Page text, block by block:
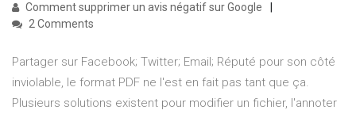
Comment supprimer un avis négatif sur Google
2 Comments
Partager sur Facebook; Twitter; Email; Réputé pour son côté
inviolable, le format PDF ne l'est en fait pas tant que ça.
Plusieurs solutions existent pour modifier un fichier, l'annoter